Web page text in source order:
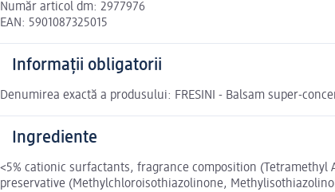
Număr articol dm: 2977976
EAN: 5901087325015
Informații obligatorii
Denumirea exactă a produsului: FRESINI - Balsam super-
Ingrediente
<5% cationic surfactants, fragrance composition
preservative (Methylchloroisothiazolinone,